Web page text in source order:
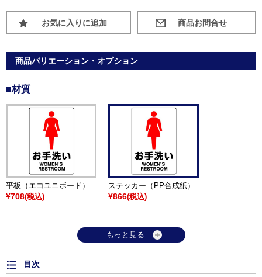
お気に入りに追加
商品バリエーション・オプション
■材質
平板（エコユニボード）
¥708(税込)
ステッカー（PP合成紙）
¥866(税込)
もっと見る
目次